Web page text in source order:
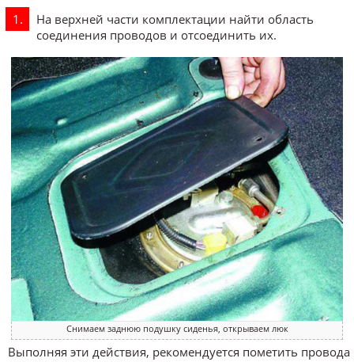
На верхней части комплектации найти область
соединения проводов и отсоединить их.
Снимаем заднюю подушку сиденья, открываем люк
Выполняя эти действия, рекомендуется пометить провода